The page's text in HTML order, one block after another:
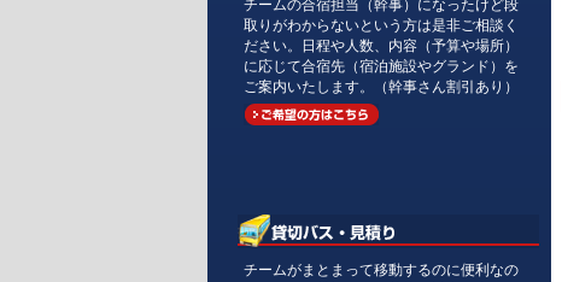
チームの合宿担当（幹事）になったけど段
取りがわからないという方は是非ご相談く
ださい。日程や人数、内容（予算や場所）
に応じて合宿先（宿泊施設やグランド）を
ご案内いたします。（幹事さん割引あり）
チームがまとまって移動するのに便利なの